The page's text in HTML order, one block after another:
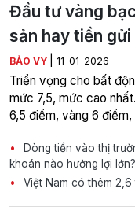
Đầu tư vàng
sản hay tiền
BẢO VY 11-01-2026
Triển vọng cho bất
mức 7,5, mức cao
6,5 điểm, vàng 6
Dòng tiền vào thị
khoán nào hưởng lợi lớn?
Việt Nam có thêm